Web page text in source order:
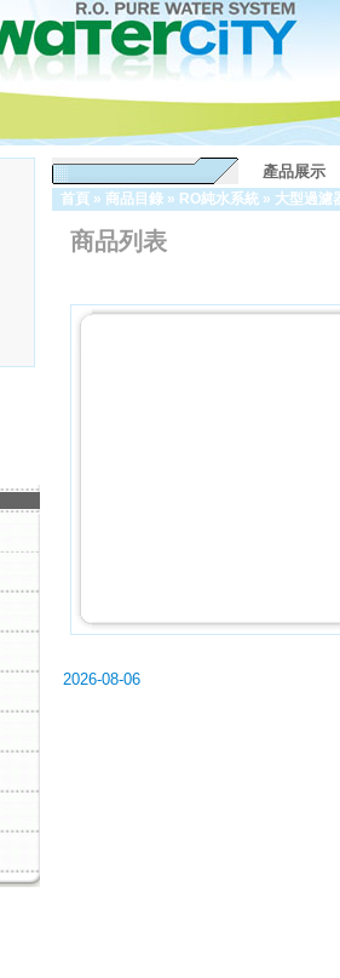
產品展示
首頁 » 商品目錄 » RO純水系統 » 大型過濾
商品列表
2026-08-06